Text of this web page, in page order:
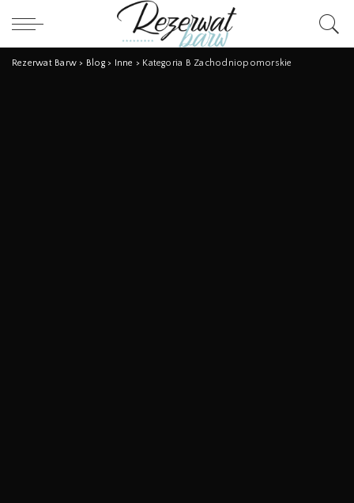
Rezerwat Barw > Blog> Inne > Kategoria B Zachodniopomorskie